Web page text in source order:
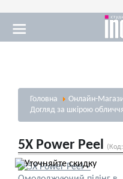
Головна
Онлайн-
Догляд за шкірою
5X Power Peel (Код: